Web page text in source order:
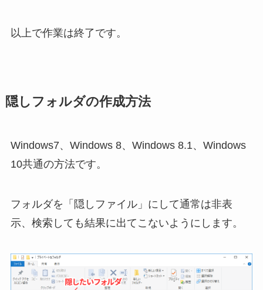
以上で作業は終了です。
隠しフォルダの作成方法
Windows7、Windows 8、Windows 8.1、Windows
10共通の方法です。
フォルダを「隠しファイル」にして通常は非表
示、検索しても結果に出てこないようにします。